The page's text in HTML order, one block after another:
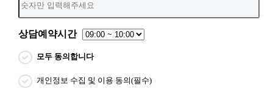
상담예약시간
모두 동의합니다
개인정보 수집 및 이용 동의(필수)